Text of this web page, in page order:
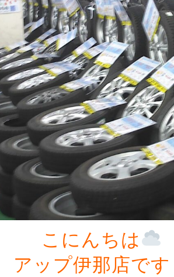
こにんちは
アップ伊那店です